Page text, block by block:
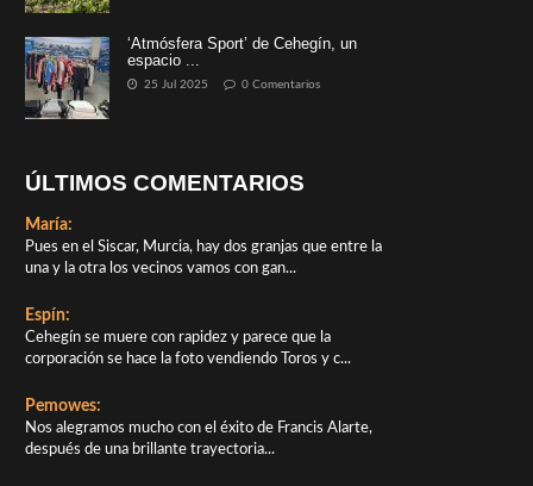
‘Atmósfera Sport’ de Cehegín, un
espacio ...
25 Jul 2025 0 Comentarios
ÚLTIMOS COMENTARIOS
María:
Pues en el Siscar, Murcia, hay dos granjas que entre la
una y la otra los vecinos vamos con gan...
Espín:
Cehegín se muere con rapidez y parece que la
corporación se hace la foto vendiendo Toros y c...
Pemowes:
Nos alegramos mucho con el éxito de Francis Alarte,
después de una brillante trayectoria...